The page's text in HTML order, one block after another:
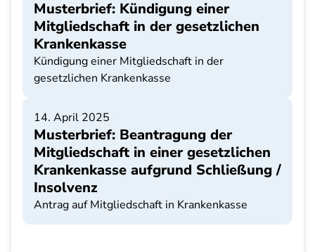
Musterbrief: Kündigung einer
Mitgliedschaft in der gesetzlichen
Krankenkasse
Kündigung einer Mitgliedschaft in der
gesetzlichen Krankenkasse
14. April 2025
Musterbrief: Beantragung der
Mitgliedschaft in einer gesetzlichen
Krankenkasse aufgrund Schließung /
Insolvenz
Antrag auf Mitgliedschaft in Krankenkasse